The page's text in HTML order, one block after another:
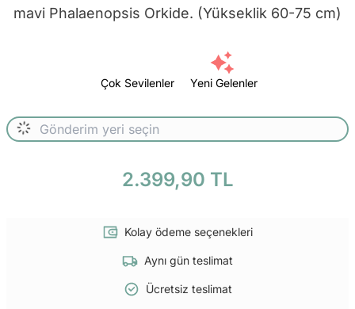
mavi Phalaenopsis Orkide. (Yükseklik 60-75 cm)
Çok Sevilenler Yeni Gelenler
2.399,90 TL
Kolay ödeme seçenekleri
Aynı gün teslimat
Ücretsiz teslimat